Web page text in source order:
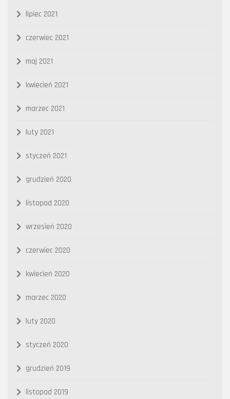
lipiec 2021
czerwiec 2021
maj 2021
kwiecień 2021
marzec 2021
luty 2021
styczeń 2021
grudzień 2020
listopad 2020
wrzesień 2020
czerwiec 2020
kwiecień 2020
marzec 2020
luty 2020
styczeń 2020
grudzień 2019
listopad 2019